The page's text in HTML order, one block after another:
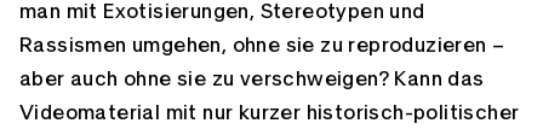
man mit Exotisierungen, Stereotypen und
Rassismen umgehen, ohne sie zu reproduzieren –
aber auch ohne sie zu verschweigen? Kann das
Videomaterial mit nur kurzer historisch-politischer